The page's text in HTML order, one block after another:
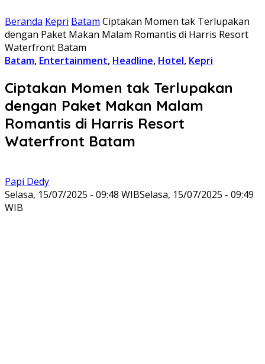
Beranda Kepri Batam Ciptakan Momen tak Terlupakan
dengan Paket Makan Malam Romantis di Harris Resort
Waterfront Batam
Batam, Entertainment, Headline, Hotel, Kepri
Ciptakan Momen tak Terlupakan
dengan Paket Makan Malam
Romantis di Harris Resort
Waterfront Batam
Papi Dedy
Selasa, 15/07/2025 - 09:48 WIBSelasa, 15/07/2025 - 09:49
WIB